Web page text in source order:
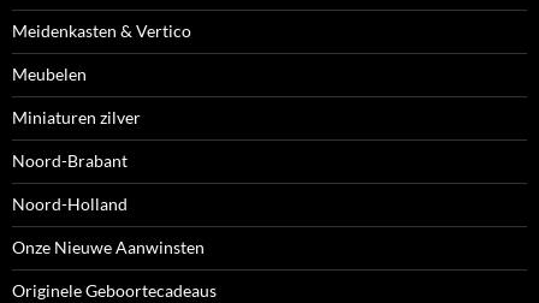
Meidenkasten & Vertico
Meubelen
Miniaturen zilver
Noord-Brabant
Noord-Holland
Onze Nieuwe Aanwinsten
Originele Geboortecadeaus